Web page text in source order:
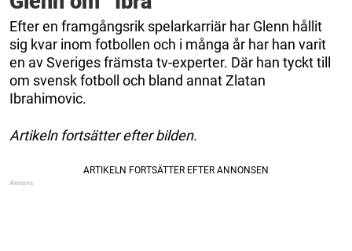
Efter en framgångsrik spelarkarriär har Glenn hållit
sig kvar inom fotbollen och i många år har han varit
en av Sveriges främsta tv-experter. Där han tyckt till
om svensk fotboll och bland annat Zlatan
Ibrahimovic.
Artikeln fortsätter efter bilden.